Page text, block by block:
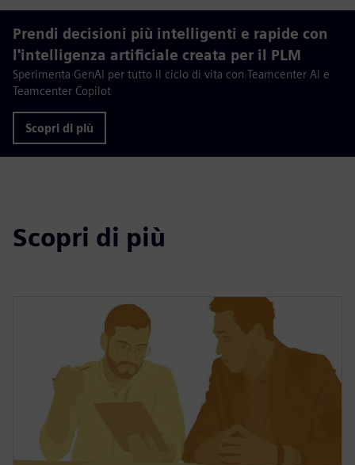
Prendi decisioni più intelligenti e rapide con
l'intelligenza artificiale creata per il PLM
Sperimenta GenAI per tutto il ciclo di vita con Teamcenter AI e
Teamcenter Copilot
Scopri di più
Scopri di più